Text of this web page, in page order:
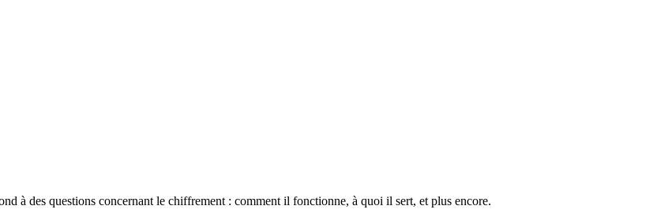
à des questions concernant le chiffrement : comment il fonctionne, à quoi il sert, et plus encore.